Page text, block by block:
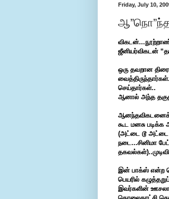
Friday, July 10,
ஆ”நொ”ந்த
ஜீனியர்விகடன்
ஒரு தவறான
செய்தார்கள்..
ஆனால் அந்த தகுதி
ஆனந்தவிகடனைக்
கூட மனசு படிக்க
(அட்டை டூ அட்டை
நடை...சினிமா
இன் பாக்ஸ் என்ற
பெயரில்
இவர்களின்